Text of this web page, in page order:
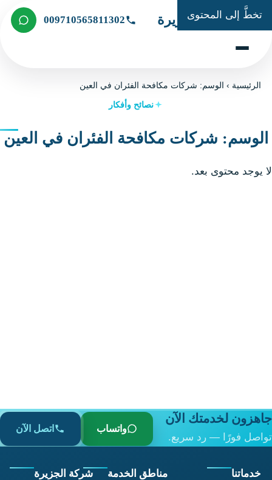
إلى المحتوى
شركة الجزيرة 009710565811302
الرئيسية ›الوسم: شركات مكافحة الفئران في العين
نصائح وأفكار
شركات مكافحة الفئران في العين
محتوى بعد.
لخدمتك الآن
فورًا — رد سريع.
واتساب اتصل الآن
خدماتنا مناطق الخدمة شركة الجزيرة